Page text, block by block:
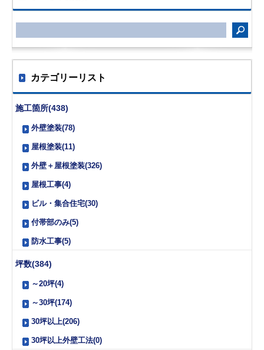
カテゴリーリスト
施工箇所(438)
外壁塗装(78)
屋根塗装(11)
外壁＋屋根塗装(326)
屋根工事(4)
ビル・集合住宅(30)
付帯部のみ(5)
防水工事(5)
坪数(384)
～20坪(4)
～30坪(174)
30坪以上(206)
30坪以上外壁工法(0)